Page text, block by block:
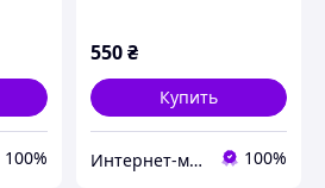
100%
550₴
Купить
Интернет-магазин "Дешевле Нет" 100%